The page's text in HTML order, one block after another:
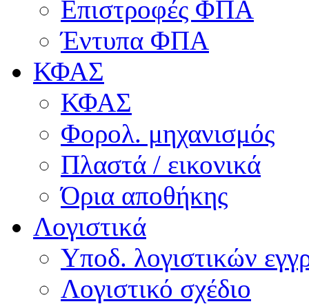
Επιστροφές ΦΠΑ
Έντυπα ΦΠΑ
ΚΦΑΣ
ΚΦΑΣ
Φορολ. μηχανισμός
Πλαστά / εικονικά
Όρια αποθήκης
Λογιστικά
Υποδ. λογιστικών
Λογιστικό σχέδιο